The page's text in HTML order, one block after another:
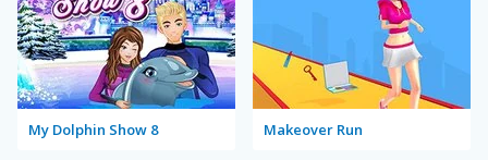
My Dolphin Show 8 Makeover Run